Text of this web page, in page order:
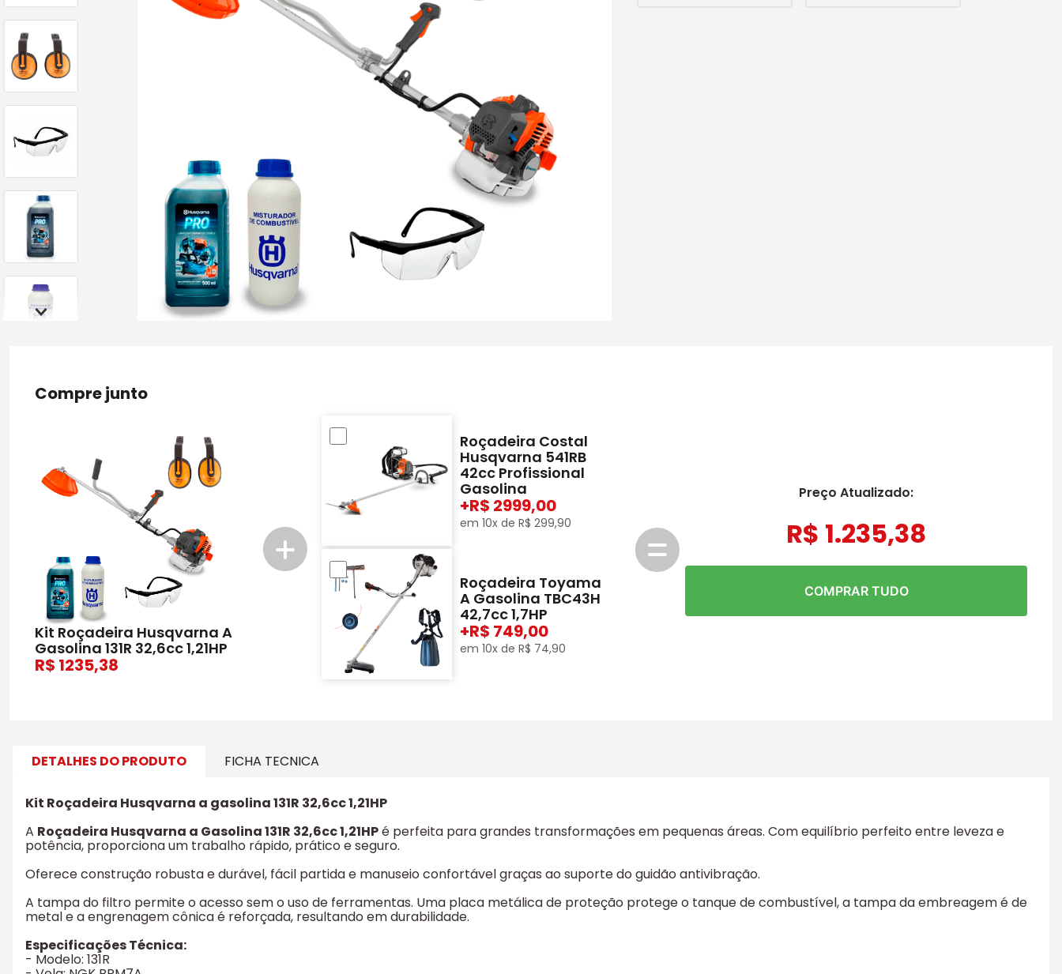
Compre junto
Kit Roçadeira Husqvarna A
Gasolina 131R 32,6cc 1,21HP
1235,38
Roçadeira Costal
Husqvarna 541RB
42cc Profissional
Gasolina
+ 2999,00
em10x deR$ 299,90
Roçadeira Toyama
A Gasolina TBC43H
42,7cc 1,7HP
+ 749,00
em10x deR$ 74,90
Preço Atualizado:
R$ 1.235,38
COMPRAR TUDO
DETALHES DO PRODUTO FICHA TECNICA
Kit Roçadeira Husqvarna a gasolina 131R 32,6cc 1,21HP
A Roçadeira Husqvarna a Gasolina 131R 32,6cc 1,21HPé perfeita para grandes transformações em pequenas áreas. Com equilíbrio perfeito entre leveza e
potência, proporciona um trabalho rápido, prático e seguro.
Oferece construção robusta e durável, fácil partida e manuseio confortável graças ao suporte do guidão antivibração.
A tampa do filtro permite o acesso sem o uso de ferramentas. Uma placa metálica de proteção protege o tanque de combustível, a tampa da embreagem é de
metal e a engrenagem cônica é reforçada, resultando em durabilidade.
Especificações Técnica:
- Modelo: 131R